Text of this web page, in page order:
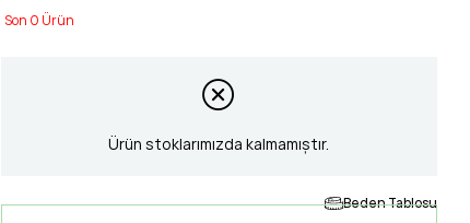
0
Ürün stoklarımızda kalmamıştır.
Beden Tablosu